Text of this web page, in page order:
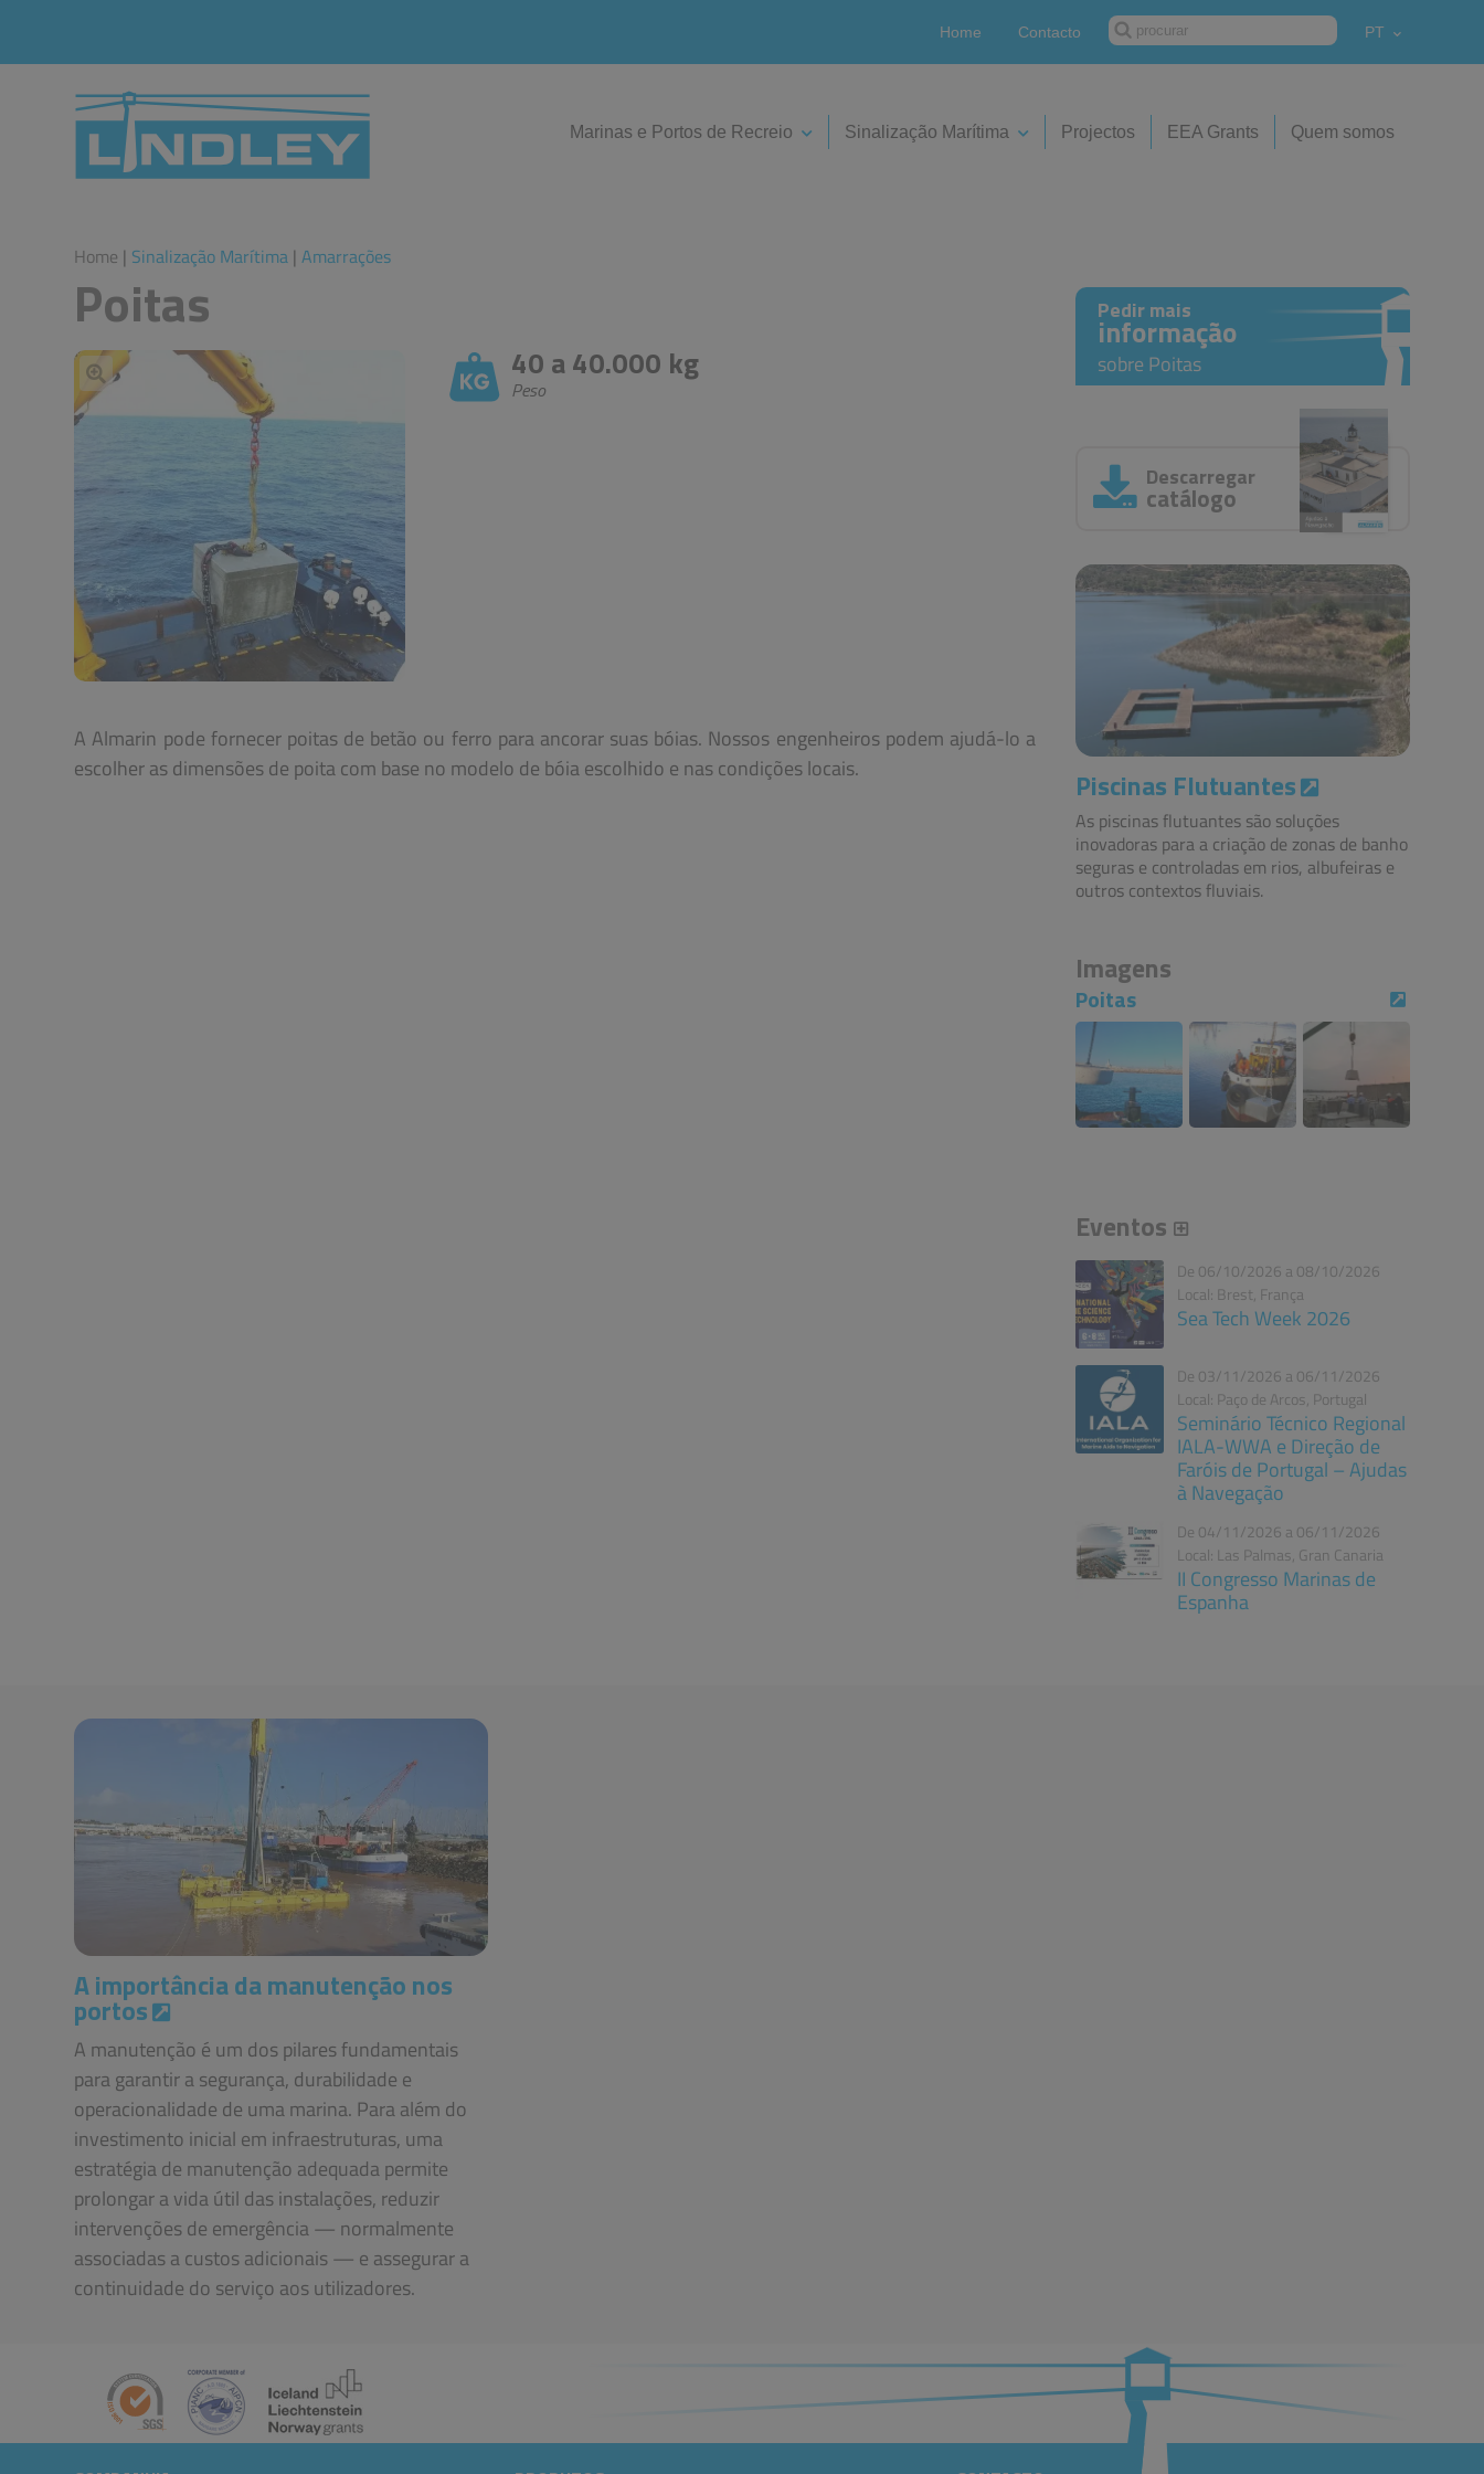
Home Contacto PT
Marinas e Portos de Recreio Sinalização Marítima Projectos EEA Grants Quem somos
Home | Sinalização Marítima |Amarrações
Poitas
40 a 40.000 kg
Peso
A Almarin pode fornecer poitas de betão ou ferro para ancorar suas bóias. Nossos engenheiros podem ajudá-lo a
escolher as dimensões de poita com base no modelo de bóia escolhido e nas condições locais.
Pedir mais
informação
sobre Poitas
Descarregar
catálogo
Piscinas Flutuantes
As piscinas flutuantes são soluções
inovadoras para a criação de zonas de banho
seguras e controladas em rios, albufeiras e
outros contextos fluviais.
Imagens
Poitas
Eventos
De 06/10/2026 a 08/10/2026
Local: Brest, França
Sea Tech Week 2026
De 03/11/2026 a 06/11/2026
Local: Paço de Arcos, Portugal
Seminário Técnico Regional
IALA-WWA e Direção de
Faróis de Portugal – Ajudas
à Navegação
De 04/11/2026 a 06/11/2026
Local: Las Palmas, Gran Canaria
II Congresso Marinas de
Espanha
A importância da manutenção nos
portos
A manutenção é um dos pilares fundamentais
para garantir a segurança, durabilidade e
operacionalidade de uma marina. Para além do
investimento inicial em infraestruturas, uma
estratégia de manutenção adequada permite
prolongar a vida útil das instalações, reduzir
intervenções de emergência — normalmente
associadas a custos adicionais — e assegurar a
continuidade do serviço aos utilizadores.